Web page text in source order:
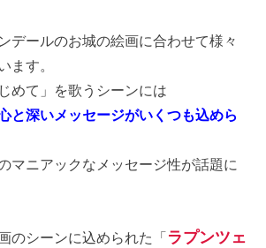
デールのお城の絵画に合わせて様々
ます。
めて」を歌うシーンには
と深いメッセージがいくつも込めら
マニアックなメッセージ性が話題に
のシーンに込められた「ラプンツェ